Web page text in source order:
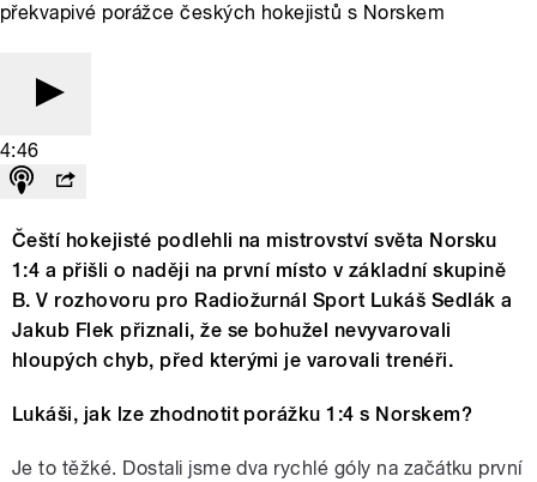
překvapivé porážce českých hokejistů s Norskem
4:46
Čeští hokejisté podlehli na mistrovství světa Norsku
1:4 a přišli o naději na první místo v základní skupině
B. V rozhovoru pro Radiožurnál Sport Lukáš Sedlák a
Jakub Flek přiznali, že se bohužel nevyvarovali
hloupých chyb, před kterými je varovali trenéři.
Lukáši, jak lze zhodnotit porážku 1:4 s Norskem?
Je to těžké. Dostali jsme dva rychlé góly na začátku první